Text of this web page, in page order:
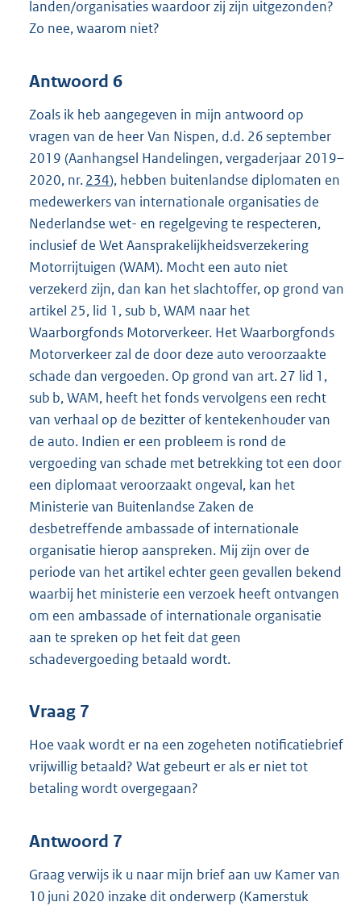
landen/organisaties waardoor zij zijn uitgezonden?
Zo nee, waarom niet?
Antwoord 6
Zoals ik heb aangegeven in mijn antwoord op
vragen van de heer Van Nispen, d.d. 26 september
2019 (Aanhangsel Handelingen, vergaderjaar 2019–
2020, nr.234), hebben buitenlandse diplomaten en
medewerkers van internationale organisaties de
Nederlandse wet- en regelgeving te respecteren,
inclusief de Wet Aansprakelijkheidsverzekering
Motorrijtuigen (WAM). Mocht een auto niet
verzekerd zijn, dan kan het slachtoffer, op grond van
artikel 25, lid 1, sub b, WAM naar het
Waarborgfonds Motorverkeer. Het Waarborgfonds
Motorverkeer zal de door deze auto veroorzaakte
schade dan vergoeden. Op grond van art. 27 lid 1,
sub b, WAM, heeft het fonds vervolgens een recht
van verhaal op de bezitter of kentekenhouder van
de auto. Indien er een probleem is rond de
vergoeding van schade met betrekking tot een door
een diplomaat veroorzaakt ongeval, kan het
Ministerie van Buitenlandse Zaken de
desbetreffende ambassade of internationale
organisatie hierop aanspreken. Mij zijn over de
periode van het artikel echter geen gevallen bekend
waarbij het ministerie een verzoek heeft ontvangen
om een ambassade of internationale organisatie
aan te spreken op het feit dat geen
schadevergoeding betaald wordt.
Vraag 7
Hoe vaak wordt er na een zogeheten notificatiebrief
vrijwillig betaald? Wat gebeurt er als er niet tot
betaling wordt overgegaan?
Antwoord 7
Graag verwijs ik u naar mijn brief aan uw Kamer van
10 juni 2020 inzake dit onderwerp (Kamerstuk